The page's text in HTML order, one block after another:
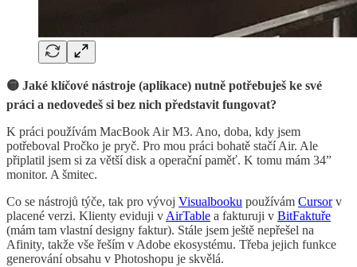
🟡 Jaké klíčové nástroje (aplikace) nutně potřebuješ ke své
práci a nedovedeš si bez nich představit fungovat?
K práci používám MacBook Air M3. Ano, doba, kdy jsem
potřeboval Pročko je pryč. Pro mou práci bohatě stačí Air. Ale
připlatil jsem si za větší disk a operační paměť. K tomu mám 34”
monitor. A šmitec.
Co se nástrojů týče, tak pro vývoj Visualbooku používám Cursorv
placené verzi. Klienty eviduji v AirTable a fakturuji v BitFaktuře
(mám tam vlastní designy faktur). Stále jsem ještě nepřešel na
Afinity, takže vše řeším v Adobe ekosystému. Třeba jejich funkce
generování obsahu v Photoshopu je skvělá.